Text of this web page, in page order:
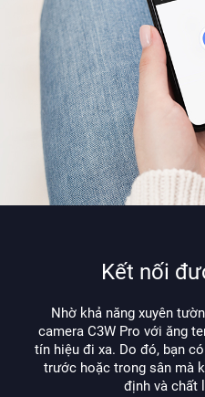
Kết nối
Nhờ khả năng xuyên
camera C3W Pro với ăng
tín hiệu đi xa. Do đó, bạn
trước hoặc trong sân mà
định và chất